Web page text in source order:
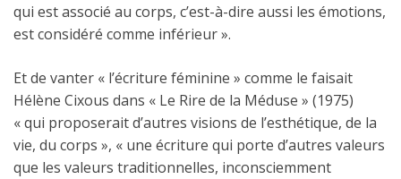
qui est associé au corps, c’est-à-dire aussi les émotions,
est considéré comme inférieur ».
Et de vanter « l’écriture féminine » comme le faisait
Hélène Cixous dans « Le Rire de la Méduse » (1975)
« qui proposerait d’autres visions de l’esthétique, de la
vie, du corps », « une écriture qui porte d’autres valeurs
que les valeurs traditionnelles, inconsciemment